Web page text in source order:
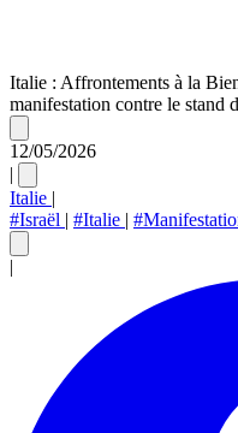
Italie : Affrontements à la
manifestation contre le stand
12/05/2026
|
Italie |
#Israël | #Italie |
|